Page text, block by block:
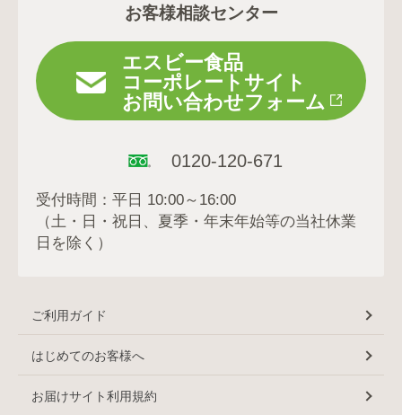
お客様相談センター
エスビー食品
コーポレートサイト
お問い合わせフォーム
0120-120-671
受付時間：平日 10:00～16:00
（土・日・祝日、夏季・年末年始等の当社休業
日を除く）
ご利用ガイド
はじめてのお客様へ
お届けサイト利用規約